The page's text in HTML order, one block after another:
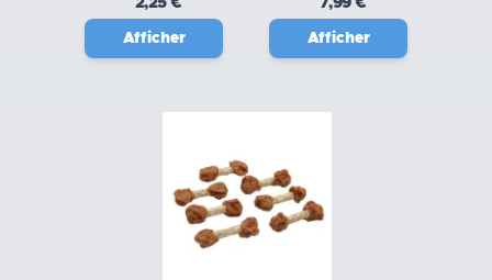
Afficher Afficher